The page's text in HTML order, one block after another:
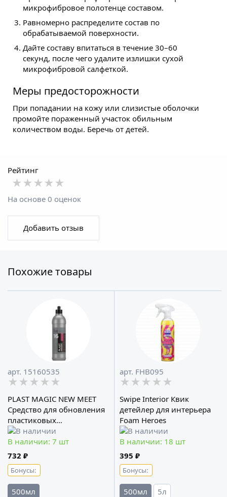
микрофибровое полотенце составом.
Равномерно распределите состав по
обрабатываемой поверхности.
Дайте составу впитаться в течение 30–60
секунд, после чего удалите излишки сухой
микрофибровой салфеткой.
Меры предосторожности
При попадании на кожу или слизистые оболочки
промойте пораженный участок обильным
количеством воды. Беречь от детей.
Рейтинг
★★★★★
★★★★★
★★★★★
На основе 0 оценок
Добавить отзыв
Похожие товары
арт. 15160535
★★★★★
★★★★★
★★★★★
PLAST MAGIC NEW MEET
Средство для обновления
пластиковых
поверхностей SMART OPEN
В наличии: 7 шт
732 ₽
Бонусы:
500мл
арт. FHB095
★★★★★
★★★★★
★★★★★
Swipe Interior Квик
детейлер для интерьера
Foam Heroes
В наличии: 18 шт
395 ₽
Бонусы:
500мл 5л